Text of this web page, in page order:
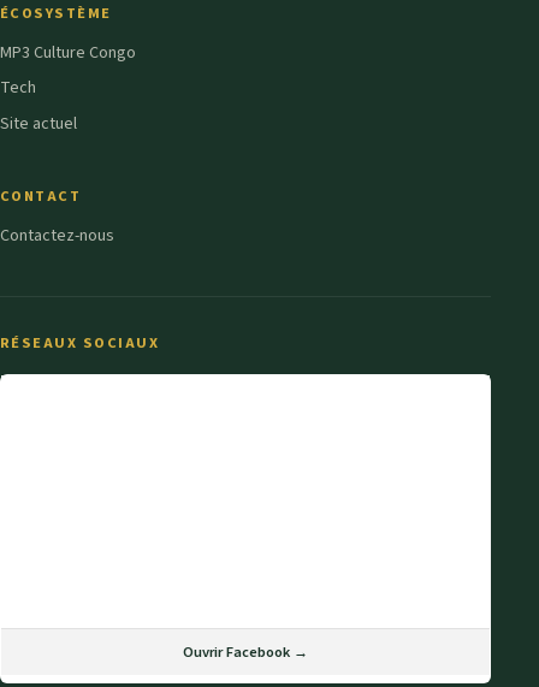
ÉCOSYSTÈME
MP3 Culture Congo
Tech
Site actuel
CONTACT
Contactez-nous
RÉSEAUX SOCIAUX
Ouvrir Facebook →